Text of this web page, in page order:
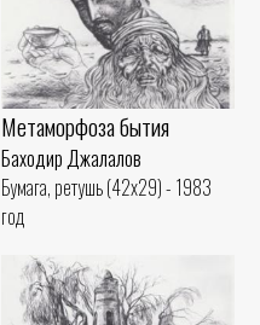
Метаморфоза бытия
Баходир Джалалов
Бумага, ретушь (42x29) - 1983
год